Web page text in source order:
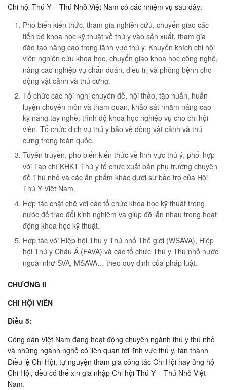
Chi hội Thú Y – Thú Nhỏ Việt Nam có các nhiệm vụ sau đây:
Phổ biến kiến thức, tham gia nghiên cứu, chuyển giao các
tiến bộ khoa học kỹ thuật về thú y vào sản xuất, tham gia
đào tạo nâng cao trong lãnh vực thú y. Khuyến khích chi hội
viên nghiên cứu khoa học, chuyển giao khoa học công nghệ,
nâng cao nghiệp vụ chẩn đoán, điều trị và phòng bệnh cho
động vật cảnh và thú cưng.
Tổ chức các hội nghị chuyên đề, hội thảo, tập huấn, huấn
luyện chuyên môn và tham quan, khảo sát nhằm nâng cao
kỹ năng tay nghề, trình độ khoa học nghiệp vụ cho chi hội
viên. Tổ chức dịch vụ thú y bảo vệ động vật cảnh và thú
cưng trong toàn quốc.
Tuyên truyền, phổ biến kiến thức về lĩnh vực thú ý, phối hợp
với Tạp chí KHKT Thú y tổ chức xuất bản phụ trương chuyên
đề Thú nhỏ và các ấn phẩm khác dưới sự bảo trợ của Hội
Thú Y Việt Nam.
Hợp tác chặt chẽ với các tổ chức khoa học kỹ thuật trong
nước để trao đổi kinh nghiệm và giúp đỡ lẫn nhau trong hoạt
động khoa học kỹ thuật.
Hợp tác với Hiệp hội Thú y Thú nhỏ Thế giới (WSAVA), Hiệp
hội Thú y Châu Á (FAVA) và các tổ chức Thú y Thú nhỏ nước
ngoài như SVA, MSAVA… theo quy định của pháp luật.
CHƯƠNG II
CHI HỘI VIÊN
Ðiều 5:
Công dân Việt Nam đang hoạt động chuyên ngành thú y thú nhỏ
và những ngành nghề có liên quan tới lĩnh vực thú y, tán thành
Ðiều lệ Chi Hội, tự nguyện tham gia công tác Chi Hội hay ủng hộ
Chi Hội, đều có thể xin gia nhập Chi hội Thú Y – Thú Nhỏ Việt
Nam.